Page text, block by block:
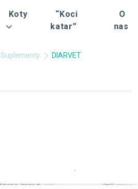
Koty
“Koci
katar”
O
nas
Suplementy DIARVET